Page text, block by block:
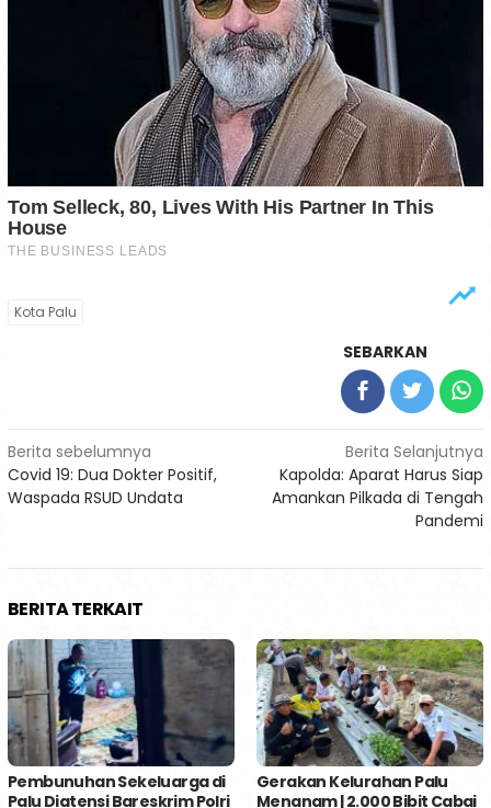
Kota Palu
SEBARKAN
Navigasi
pos
Berita sebelumnya
Covid 19: Dua Dokter Positif,
Waspada RSUD Undata
Berita Selanjutnya
Kapolda: Aparat Harus Siap
Amankan Pilkada di Tengah
Pandemi
BERITA TERKAIT
Pembunuhan Sekeluarga di
Palu Diatensi Bareskrim Polri
Gerakan Kelurahan Palu
Menanam | 2.000 Bibit Cabai